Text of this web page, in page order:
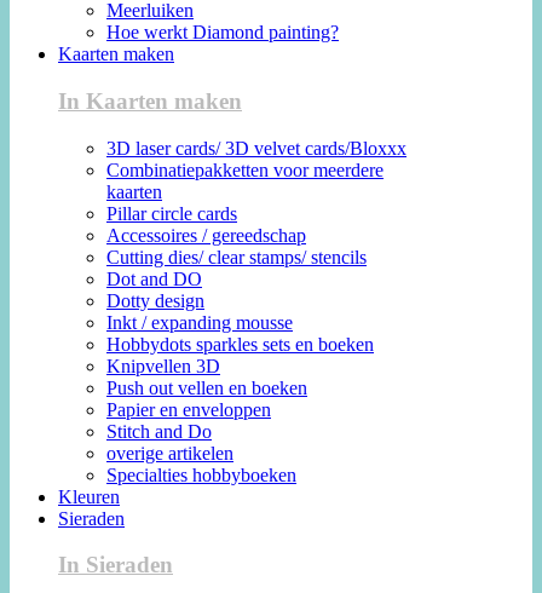
Meerluiken
Hoe werkt Diamond painting?
Kaarten maken
In Kaarten maken
3D laser cards/ 3D velvet cards/Bloxxx
Combinatiepakketten voor meerdere
kaarten
Pillar circle cards
Accessoires / gereedschap
Cutting dies/ clear stamps/ stencils
Dot and DO
Dotty design
Inkt / expanding mousse
Hobbydots sparkles sets en boeken
Knipvellen 3D
Push out vellen en boeken
Papier en enveloppen
Stitch and Do
overige artikelen
Specialties hobbyboeken
Kleuren
Sieraden
In Sieraden